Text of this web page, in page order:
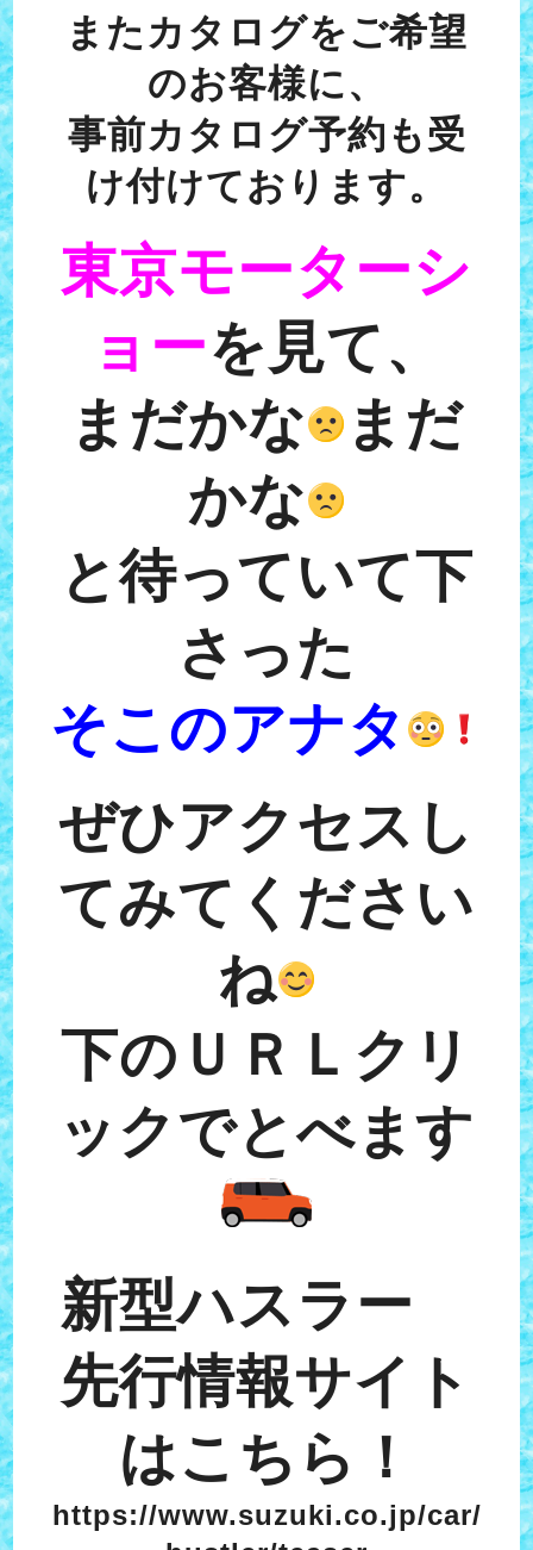
またカタログをご希望
のお客様に、
事前カタログ予約も受
け付けております。
東京モーターシ
ョーを見て、
まだかな
まだ
かな
と待っていて下
さった
そこのアナタ
ぜひアクセスし
てみてください
ね
下のＵＲＬクリ
ックでとべます
新型ハスラー
先行情報サイト
はこちら！
https://www.suzuki.co.jp/car/